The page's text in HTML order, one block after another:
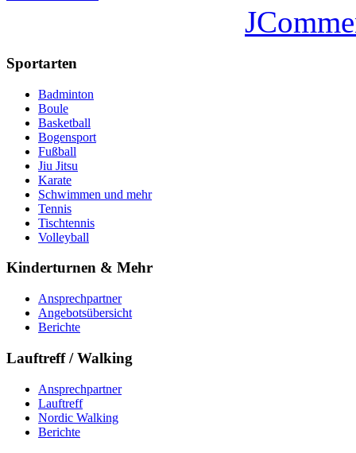
Sportarten
Badminton
Boule
Basketball
Bogensport
Fußball
Jiu Jitsu
Karate
Schwimmen und mehr
Tennis
Tischtennis
Volleyball
Kinderturnen & Mehr
Ansprechpartner
Angebotsübersicht
Berichte
Lauftreff / Walking
Ansprechpartner
Lauftreff
Nordic Walking
Berichte